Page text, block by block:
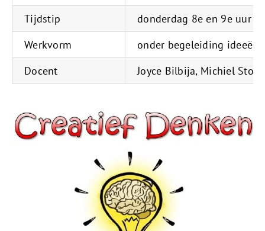
Tijdstip
donderdag 8e en 9e uur
Werkvorm
onder begeleiding ideeën
Docent
Joyce Bilbija, Michiel